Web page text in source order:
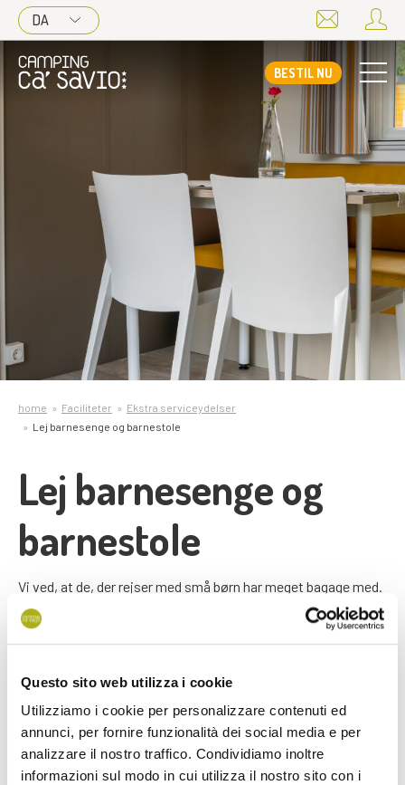
Questo sito web utilizza i cookie
Utilizziamo i cookie per personalizzare contenuti ed
annunci, per fornire funzionalità dei social media e per
analizzare il nostro traffico. Condividiamo inoltre
informazioni sul modo in cui utilizza il nostro sito con i
DA
BESTIL NU
home Faciliteter
Ekstra serviceydelser
Lej barnesenge og barnestole
Lej barnesenge og
barnestole
Vi ved, at de, der rejser med små børn har meget bagage med.
Af denne grund har vi tænkt på en serviceydelse, der vil
barnestole.
1barneseng *: 2,00 € per nat
1barnestol: 2,00 € per nat
sengehest: 1,00 € per nat.